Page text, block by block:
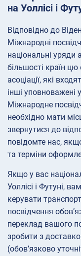
на Уоллісі і
Відповідно до
Міжнародні
національні уряди
більшості країн
асоціації, які
інші
Міжнародне
необхідно мати
звернутися до
повідомте нас,
та терміни
Якщо у вас
Уоллісі і Футуні,
керувати
посвідчення
переклад вашого
зробити з
(обов’язково